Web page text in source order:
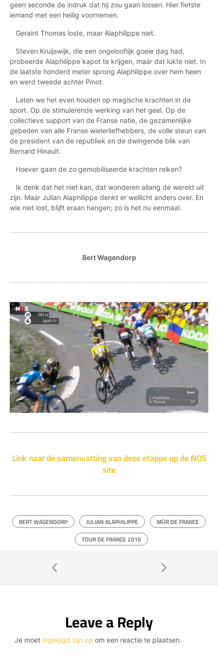
geen seconde de indruk dat hij zou gaan lossen. Hier fietste
iemand met een heilig voornemen.
Geraint Thomas loste, maar Alaphilippe niet.
Steven Kruijswijk, die een ongelooflijk goeie dag had,
probeerde Alaphilippe kapot te krijgen, maar dat lukte niet. In
de laatste honderd meter sprong Alaphilippe over hem heen
en werd tweede achter Pinot.
Laten we het even houden op magische krachten in de
sport. Op de stimulerende werking van het geel. Op de
collectieve support van de Franse natie, de gezamenlijke
gebeden van alle Franse wielerliefhebbers, de volle steun van
de president van de republiek en de dwingende blik van
Bernard Hinault.
Hoever gaan de zo gemobiliseerde krachten reiken?
Ik denk dat het niet kan, dat wonderen allang de wereld uit
zijn. Maar Julian Alaphilippe denkt er wellicht anders over. En
wie niet lost, blijft eraan hangen; zo is het nu eenmaal.
Bert Wagendorp
Link naar de samenvatting van deze etappe op de NOS
site
BERT WAGENDORP JULIAN ALAPHILIPPE
MÛR DE FRANCE
TOUR DE FRANCE 2016
Leave a Reply
Je moet ingelogd zijn op om een reactie te plaatsen.